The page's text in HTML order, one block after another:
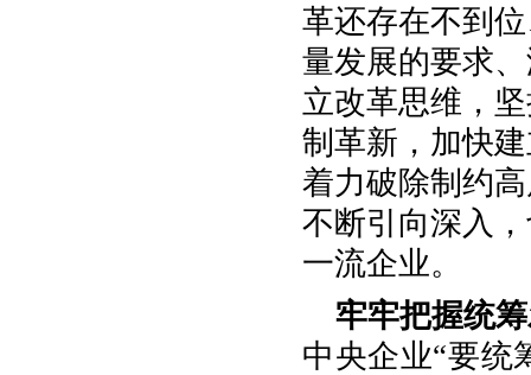
革还存在不到
量发展的要求
立改革思维，
制革新，加快
着力破除制约
不断引向深入
一流企业。
牢牢把握统
中央企业“要统